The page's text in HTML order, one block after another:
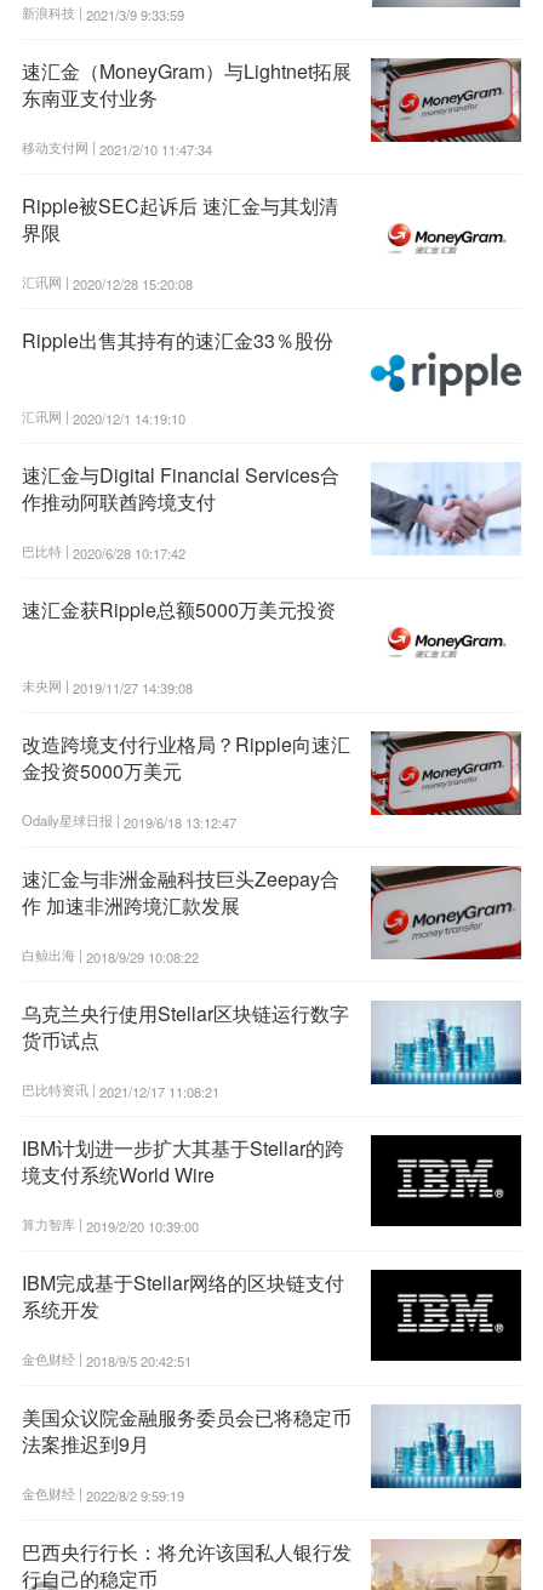
新浪科技 | 2021/3/9 9:33:59
速汇金（MoneyGram）与Lightnet拓展
东南亚支付业务
移动支付网 | 2021/2/10 11:47:34
Ripple被SEC起诉后 速汇金与其划清
界限
汇讯网 | 2020/12/28 15:20:08
Ripple出售其持有的速汇金33％股份
汇讯网 | 2020/12/1 14:19:10
速汇金与Digital Financial Services合
作推动阿联酋跨境支付
巴比特 | 2020/6/28 10:17:42
速汇金获Ripple总额5000万美元投资
未央网 | 2019/11/27 14:39:08
改造跨境支付行业格局？Ripple向速汇
金投资5000万美元
Odaily星球日报 | 2019/6/18 13:12:47
速汇金与非洲金融科技巨头Zeepay合
作 加速非洲跨境汇款发展
白鲸出海 | 2018/9/29 10:08:22
乌克兰央行使用Stellar区块链运行数字
货币试点
巴比特资讯 | 2021/12/17 11:08:21
IBM计划进一步扩大其基于Stellar的跨
境支付系统World Wire
算力智库 | 2019/2/20 10:39:00
IBM完成基于Stellar网络的区块链支付
系统开发
金色财经 | 2018/9/5 20:42:51
美国众议院金融服务委员会已将稳定币
法案推迟到9月
金色财经 | 2022/8/2 9:59:19
巴西央行行长：将允许该国私人银行发
行自己的稳定币